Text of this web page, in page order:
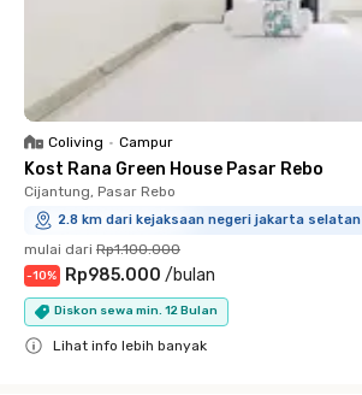
Coliving • Campur
Kost Rana Green House Pasar Rebo
Cijantung, Pasar Rebo
2.8 km dari kejaksaan negeri jakarta selatan
mulai dari Rp1.100.000
-10% Rp985.000 /bulan
Diskon sewa min. 12 Bulan
Lihat info lebih banyak